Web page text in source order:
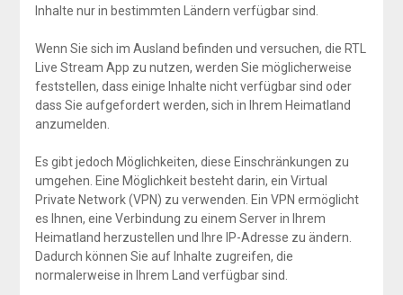
Inhalte nur in bestimmten Ländern verfügbar sind.
Wenn Sie sich im Ausland befinden und versuchen, die RTL
Live Stream App zu nutzen, werden Sie möglicherweise
feststellen, dass einige Inhalte nicht verfügbar sind oder
dass Sie aufgefordert werden, sich in Ihrem Heimatland
anzumelden.
Es gibt jedoch Möglichkeiten, diese Einschränkungen zu
umgehen. Eine Möglichkeit besteht darin, ein Virtual
Private Network (VPN) zu verwenden. Ein VPN ermöglicht
es Ihnen, eine Verbindung zu einem Server in Ihrem
Heimatland herzustellen und Ihre IP-Adresse zu ändern.
Dadurch können Sie auf Inhalte zugreifen, die
normalerweise in Ihrem Land verfügbar sind.